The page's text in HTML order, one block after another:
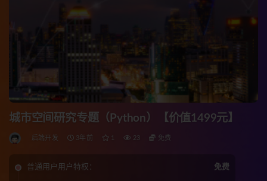
城市空间研究专题（Python）【价值1499元】
后端开发 3年前 1 23 免费
普通用户用户特权： 免费